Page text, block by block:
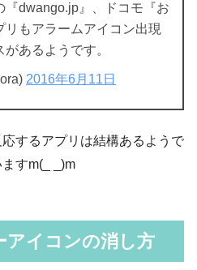
『dwango.jp』、ドコモ『お
リもアラームアイコン出現
あるようです。
2016年6月11日
するアプリは結構あるようで
すm(_ _)m
アイコンの消し方